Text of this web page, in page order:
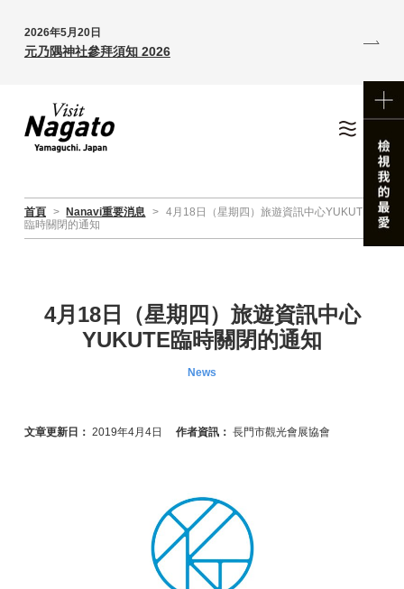
2026年5月20日
元乃隅神社參拜須知 2026
首頁 > Nanavi重要消息 > 4月18日（星期四）旅遊資訊中心YUKUTE
臨時關閉的通知
4月18日（星期四）旅遊資訊中心
YUKUTE臨時關閉的通知
News
文章更新日： 2019年4月4日 作者資訊： 長門市觀光會展協會